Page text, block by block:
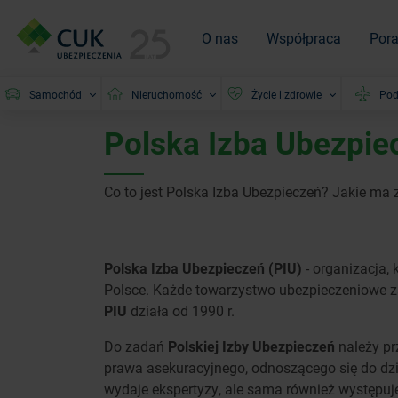
O nas Współpraca
Samochód Nieruchomość Życie i zdrowie
Polska Izba
Co to jest Polska Izba Ubezpieczeń? Jakie
Polska Izba Ubezpieczeń (PIU) - organizacja,
Polsce. Każde towarzystwo ubezpieczeniowe
PIU działa od 1990 r.
Do zadań Polskiej Izby Ubezpieczeń należy
prawa asekuracyjnego, odnoszącego się do
wydaje ekspertyzy, ale sama również